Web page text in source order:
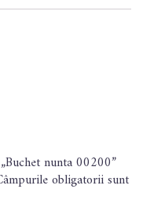
nunta 00200”
obligatorii sunt